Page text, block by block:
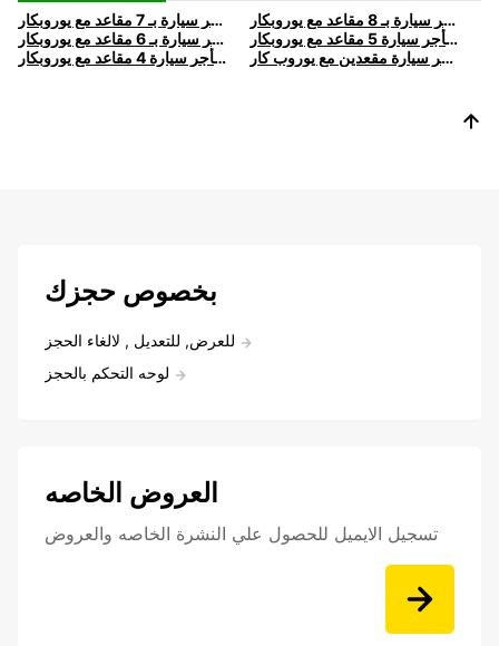
استئجار سيارة 7 مقاعد | استأجر سيارة بـ 7 مقاعد مع يوروبكار
استئجار سيارة 8 مقاعد | استأجر سيارة بـ 8 مقاعد مع يوروبكار
استئجار سيارة 6 مقاعد | استأجر سيارة بـ 6 مقاعد مع يوروبكار
استئجار سيارة 5 مقاعد | استأجر سيارة 5 مقاعد مع يوروبكار
تأجير سيارة 4 مقاعد | استأجر سيارة 4 مقاعد مع يوروبكار
استئجار سيارة ذات مقعدين | استأجر سيارة مقعدين مع يوروب كار
بخصوص حجزك
للعرض, للتعديل , لالغاء الحجز
لوحه التحكم بالحجز
العروض الخاصه
تسجيل الايميل للحصول علي النشرة الخاصه والعروض